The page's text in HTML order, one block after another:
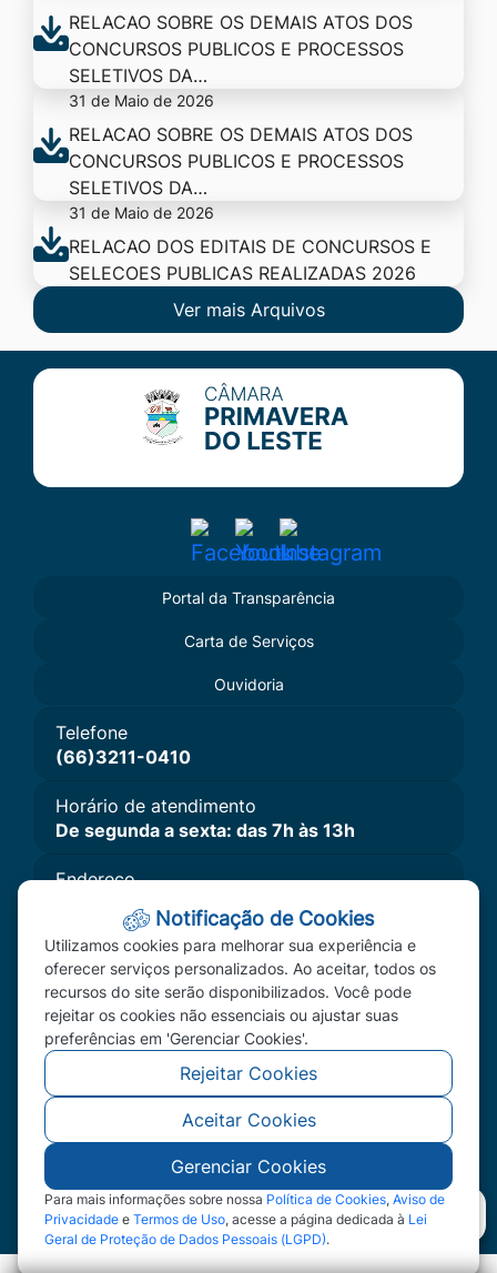
RELACAO SOBRE OS DEMAIS ATOS DOS
CONCURSOS PUBLICOS E PROCESSOS
SELETIVOS DA…
31 de Maio de 2026
RELACAO SOBRE OS DEMAIS ATOS DOS
CONCURSOS PUBLICOS E PROCESSOS
SELETIVOS DA…
31 de Maio de 2026
RELACAO DOS EDITAIS DE CONCURSOS E
SELECOES PUBLICAS REALIZADAS 2026
Ver mais Arquivos
Seção do Rodapé e Contato
Acessar
Rede
Social
Facebook
Acessar
Rede
Social
Youtube
Acessar
Rede
Social
Portal da Transparência
Carta de Serviços
Ouvidoria
Telefone
(66)3211-0410
Horário de atendimento
De segunda a sexta: das 7h às 13h
Endereço
Av. Primavera, Nº 300 - Bairro Primavera II,
Primavera do Leste, MT - CEP: 78850-000
Imprensa
A Câmara
Vereadores
Redefinir Cookies
©2026 - Câmara Municipal de Primavera do Leste
- MT - Todos os direitos reservados
Notificação de Cookies
Utilizamos cookies para melhorar sua experiência e
oferecer serviços personalizados. Ao aceitar, todos os
recursos do site serão disponibilizados. Você pode
rejeitar os cookies não essenciais ou ajustar suas
preferências em 'Gerenciar Cookies'.
Rejeitar Cookies
Aceitar Cookies
Gerenciar Cookies
Para mais informações sobre nossa Política de Cookies, Aviso de
Privacidade e Termos de Uso, acesse a página dedicada à Lei
Geral de Proteção de Dados Pessoais (LGPD).